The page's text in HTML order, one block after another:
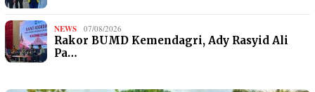
NEWS 07/08/2026
Rakor BUMD Kemendagri, Ady Rasyid Ali
Pa…